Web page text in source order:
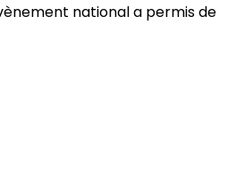
national a permis de